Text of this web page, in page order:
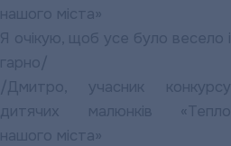
нашого міста»
Я очікую, щоб усе було весело і
гарно/
/Дмитро, учасник конкурсу
дитячих малюнків «Тепло
нашого міста»